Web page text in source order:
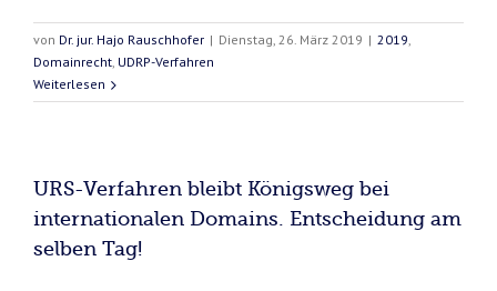
von Dr. jur. Hajo Rauschhofer | Dienstag, 26. März 2019 | 2019,
Domainrecht, UDRP-Verfahren
Weiterlesen
URS-Verfahren bleibt Königsweg bei
internationalen Domains. Entscheidung am
selben Tag!